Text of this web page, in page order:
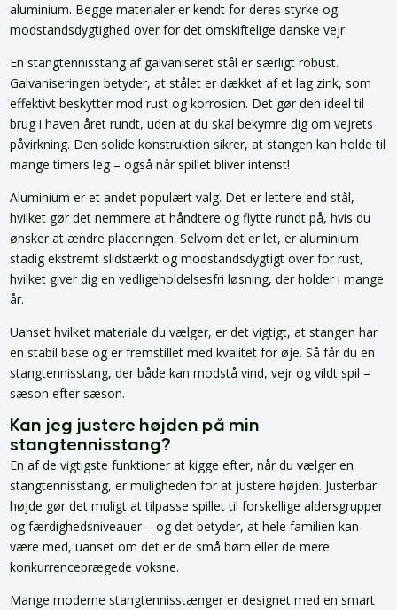
aluminium. Begge materialer er kendt for deres styrke og
modstandsdygtighed over for det omskiftelige danske vejr.
En stangtennisstang af galvaniseret stål er særligt robust.
Galvaniseringen betyder, at stålet er dækket af et lag zink, som
effektivt beskytter mod rust og korrosion. Det gør den ideel til
brug i haven året rundt, uden at du skal bekymre dig om vejrets
påvirkning. Den solide konstruktion sikrer, at stangen kan holde til
mange timers leg – også når spillet bliver intenst!
Aluminium er et andet populært valg. Det er lettere end stål,
hvilket gør det nemmere at håndtere og flytte rundt på, hvis du
ønsker at ændre placeringen. Selvom det er let, er aluminium
stadig ekstremt slidstærkt og modstandsdygtigt over for rust,
hvilket giver dig en vedligeholdelsesfri løsning, der holder i mange
år.
Uanset hvilket materiale du vælger, er det vigtigt, at stangen har
en stabil base og er fremstillet med kvalitet for øje. Så får du en
stangtennisstang, der både kan modstå vind, vejr og vildt spil –
sæson efter sæson.
Kan jeg justere højden på min
stangtennisstang?
En af de vigtigste funktioner at kigge efter, når du vælger en
stangtennisstang, er muligheden for at justere højden. Justerbar
højde gør det muligt at tilpasse spillet til forskellige aldersgrupper
og færdighedsniveauer – og det betyder, at hele familien kan
være med, uanset om det er de små børn eller de mere
konkurrenceprægede voksne.
Mange moderne stangtennisstænger er designet med en smart